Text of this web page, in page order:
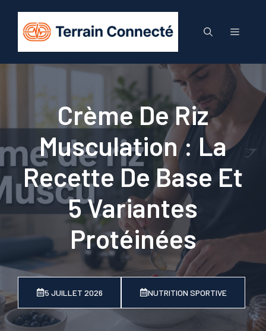
contenu
Menu
Crème De Riz
Musculation : La
Recette De Base Et
5 Variantes
Protéinées
5 JUILLET 2026 NUTRITION SPORTIVE